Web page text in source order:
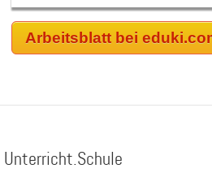
Arbeitsblatt bei